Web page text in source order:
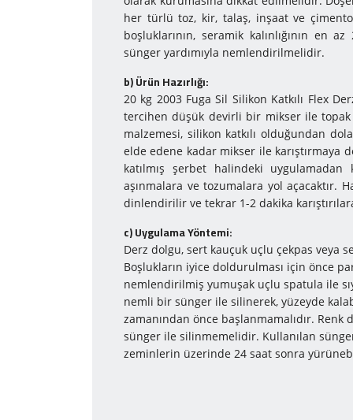
her türlü toz, kir, talaş, inşaat ve
boşluklarının, seramik kalınlığının en
sünger yardımıyla nemlendirilmelidir.
b) Ürün Hazırlığı:
20 kg 2003 Fuga Sil Silikon Katkılı Flex
tercihen düşük devirli bir mikser ile topak
malzemesi, silikon katkılı olduğundan
elde edene kadar mikser ile karıştırmaya
katılmış şerbet halindeki uygulamadan
aşınmalara ve tozumalara yol açacaktır.
dinlendirilir ve tekrar 1-2 dakika
c) Uy­gu­la­ma Yön­te­mi:
Derz dolgu, sert kauçuk uçlu çekpas veya
Boşlukların iyice doldurulması için önce
nemlendirilmiş yumuşak uçlu spatula ile
nemli bir sünger ile silinerek, yüzeyde
zamanından önce başlanmamalıdır.
sünger ile silinmemelidir. Kullanılan
zeminlerin üzerinde 24 saat sonra